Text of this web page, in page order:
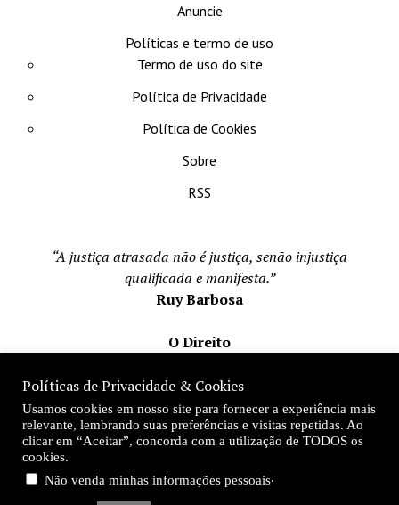
Anuncie
Políticas e termo de uso
Termo de uso do site
Política de Privacidade
Política de Cookies
Sobre
RSS
“A justiça atrasada não é justiça, senão injustiça
qualificada e manifesta.”
Ruy Barbosa
O Direito
Mateus Matos
Fundador e Editor-Chefe
Desde 1996
Políticas de Privacidade & Cookies
Usamos cookies em nosso site para fornecer a experiência mais
relevante, lembrando suas preferências e visitas repetidas. Ao
clicar em “Aceitar”, concorda com a utilização de TODOS os
cookies.
Não venda minhas informações pessoais.